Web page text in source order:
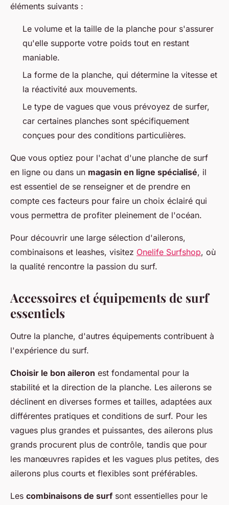
éléments suivants :
Le volume et la taille de la planche pour s'assurer
qu'elle supporte votre poids tout en restant
maniable.
La forme de la planche, qui détermine la vitesse et
la réactivité aux mouvements.
Le type de vagues que vous prévoyez de surfer,
car certaines planches sont spécifiquement
conçues pour des conditions particulières.
Que vous optiez pour l'achat d'une planche de surf
en ligne ou dans un magasin en ligne spécialisé, il
est essentiel de se renseigner et de prendre en
compte ces facteurs pour faire un choix éclairé qui
vous permettra de profiter pleinement de l'océan.
Pour découvrir une large sélection d'ailerons,
combinaisons et leashes, visitez Onelife Surfshop, où
la qualité rencontre la passion du surf.
Accessoires et équipements de surf
essentiels
Outre la planche, d'autres équipements contribuent à
l'expérience du surf.
Choisir le bon aileron est fondamental pour la
stabilité et la direction de la planche. Les ailerons se
déclinent en diverses formes et tailles, adaptées aux
différentes pratiques et conditions de surf. Pour les
vagues plus grandes et puissantes, des ailerons plus
grands procurent plus de contrôle, tandis que pour
les manœuvres rapides et les vagues plus petites, des
ailerons plus courts et flexibles sont préférables.
Les combinaisons de surf sont essentielles pour le